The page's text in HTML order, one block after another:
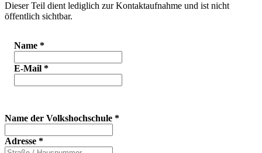
Dieser Teil dient lediglich zur Kontaktaufnahme und ist nicht
öffentlich sichtbar.
Name *
E-Mail *
Name der Volkshochschule *
Adresse *